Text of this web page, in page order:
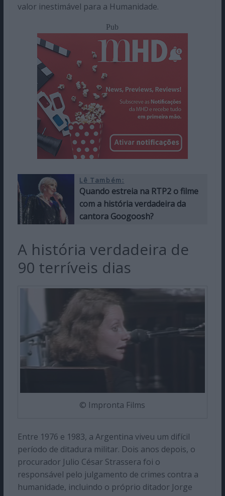
valor inestimável para a Humanidade.
Pub
Lê Também:
Quando estreia na RTP2 o filme
com a história verdadeira da
cantora Googoosh?
A história verdadeira de
90 terríveis dias
© Impronta Films
Entre 1976 e 1983, a Argentina viveu um difícil
período de ditadura militar. Dois anos depois, o
procurador Julio César Strassera foi o
responsável pelo julgamento de crimes contra a
humanidade, incluindo o próprio ditador Jorge